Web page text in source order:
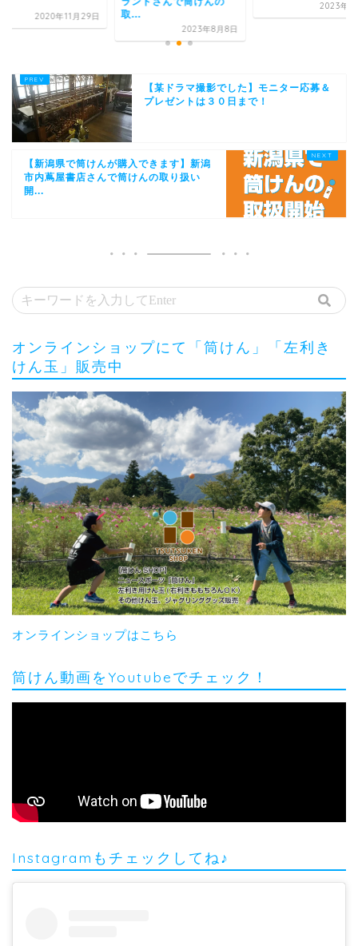
2023年8月8日
2023年2月3日
2020年11
【某ドラマ撮影でした】モニター応募＆
プレゼントは３０日まで！
【新潟県で筒けんが購入できます】新潟
市内蔦屋書店さんで筒けんの取り扱い
開...
オンラインショップにて「筒けん」「左利き
けん玉」販売中
オンラインショップはこちら
筒けん動画をYoutubeでチェック！
Instagramもチェックしてね♪